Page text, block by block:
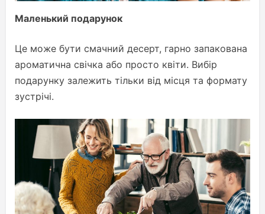
Маленький подарунок
Це може бути смачний десерт, гарно запакована
ароматична свічка або просто квіти. Вибір
подарунку залежить тільки від місця та формату
зустрічі.